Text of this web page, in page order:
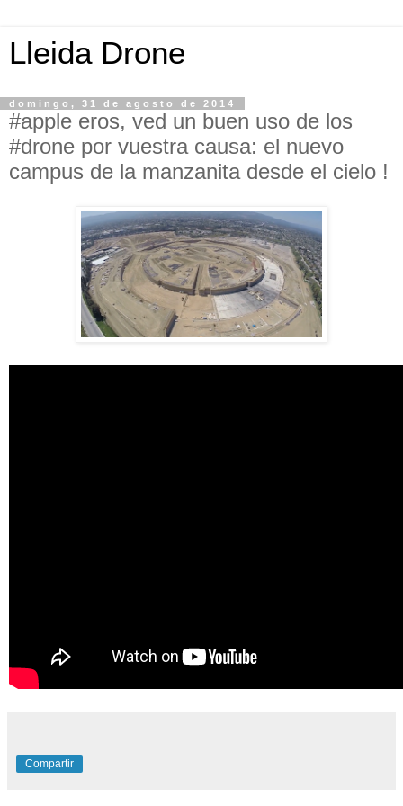
Lleida Drone
domingo, 31 de agosto de 2014
#apple eros, ved un buen uso de los
#drone por vuestra causa: el nuevo
campus de la manzanita desde el cielo !
Compartir